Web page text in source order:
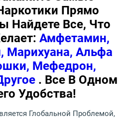
Прямо
Найдете Все, Что
Амфетамин,
Марихуана, Альфа
Мефедрон,
. Все В Одном
Удобства!
Глобальной Проблемой,